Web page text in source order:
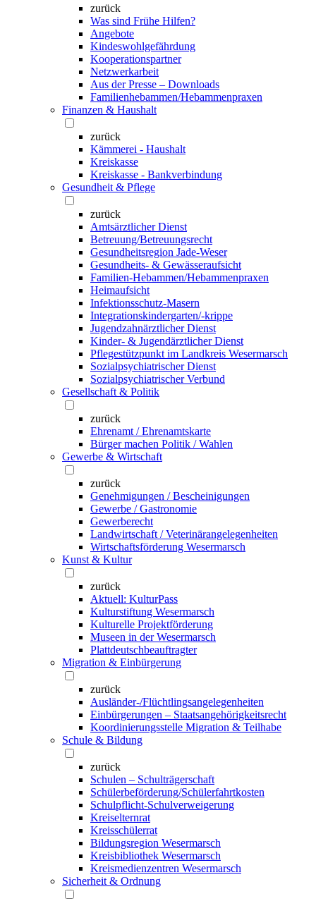
zurück
Was sind Frühe Hilfen?
Angebote
Kindeswohlgefährdung
Kooperationspartner
Netzwerkarbeit
Aus der Presse – Downloads
Familienhebammen/Hebammenpraxen
Finanzen & Haushalt
zurück
Kämmerei - Haushalt
Kreiskasse
Kreiskasse - Bankverbindung
Gesundheit & Pflege
zurück
Amtsärztlicher Dienst
Betreuung/Betreuungsrecht
Gesundheitsregion Jade-Weser
Gesundheits- & Gewässeraufsicht
Familien-Hebammen/Hebammenpraxen
Heimaufsicht
Infektionsschutz-Masern
Integrationskindergarten/-krippe
Jugendzahnärztlicher Dienst
Kinder- & Jugendärztlicher Dienst
Pflegestützpunkt im Landkreis Wesermarsch
Sozialpsychiatrischer Dienst
Sozialpsychiatrischer Verbund
Gesellschaft & Politik
zurück
Ehrenamt / Ehrenamtskarte
Bürger machen Politik / Wahlen
Gewerbe & Wirtschaft
zurück
Genehmigungen / Bescheinigungen
Gewerbe / Gastronomie
Gewerberecht
Landwirtschaft / Veterinärangelegenheiten
Wirtschaftsförderung Wesermarsch
Kunst & Kultur
zurück
Aktuell: KulturPass
Kulturstiftung Wesermarsch
Kulturelle Projektförderung
Museen in der Wesermarsch
Plattdeutschbeauftragter
Migration & Einbürgerung
zurück
Ausländer-/Flüchtlingsangelegenheiten
Einbürgerungen – Staatsangehörigkeitsrecht
Koordinierungsstelle Migration & Teilhabe
Schule & Bildung
zurück
Schulen – Schulträgerschaft
Schülerbeförderung/Schülerfahrtkosten
Schulpflicht-Schulverweigerung
Kreiselternrat
Kreisschülerrat
Bildungsregion Wesermarsch
Kreisbibliothek Wesermarsch
Kreismedienzentren Wesermarsch
Sicherheit & Ordnung